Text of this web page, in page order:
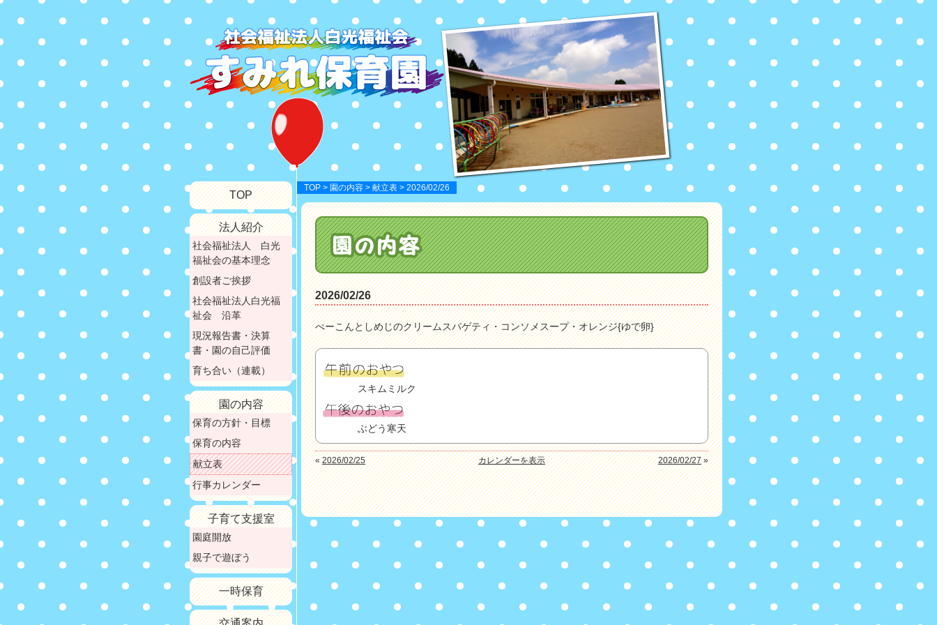
TOP > 園の内容 > 献立表 > 2026/02/26
2026/02/26
べーこんとしめじのクリームスパゲティ・コンソメスープ・オレンジ{ゆで卵}
スキムミルク
ぶどう寒天
«2026/02/25 カレンダーを表示 2026/02/27»
TOP
法人紹介
社会福祉法人 白光
福祉会の基本理念
創設者ご挨拶
社会福祉法人白光福
祉会 沿革
現況報告書・決算
書・園の自己評価
育ち合い（連載）
園の内容
保育の方針・目標
保育の内容
献立表
行事カレンダー
子育て支援室
園庭開放
親子で遊ぼう
一時保育